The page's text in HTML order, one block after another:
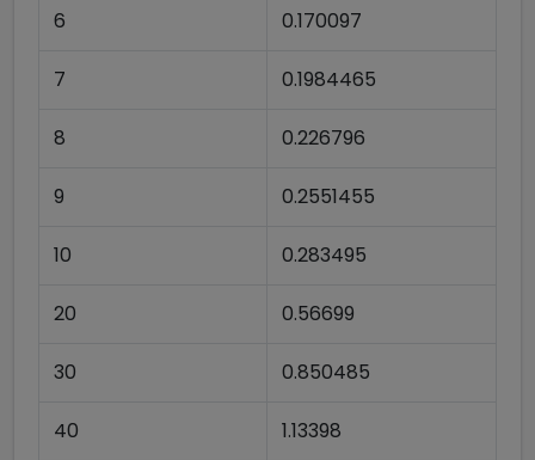
6 0.170097
7 0.1984465
8 0.226796
9 0.2551455
10 0.283495
20 0.56699
30 0.850485
40 1.13398